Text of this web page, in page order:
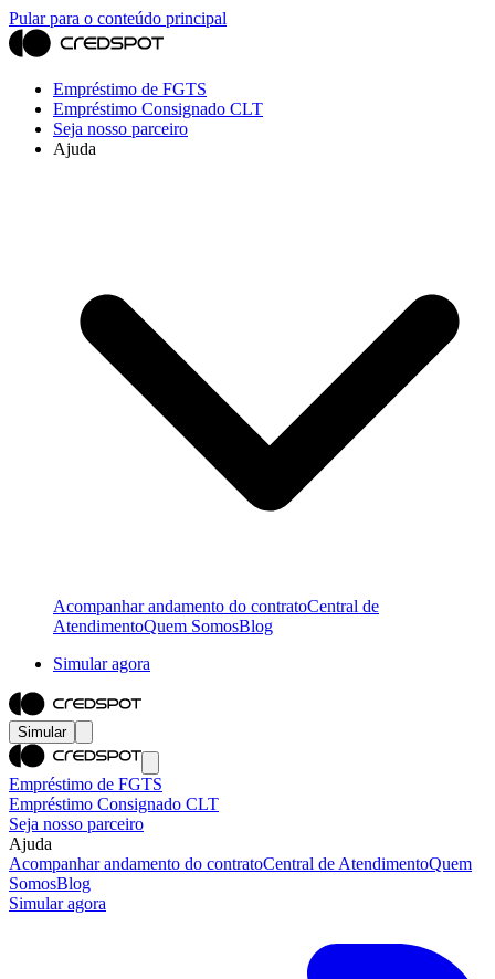
Pular para o conteúdo principal
Empréstimo de FGTS
Empréstimo Consignado CLT
Seja nosso parceiro
Ajuda
Acompanhar andamento do contratoCentral de
AtendimentoQuem SomosBlog
Simular agora
Simular
Empréstimo de FGTS
Empréstimo Consignado CLT
Seja nosso parceiro
Ajuda
Acompanhar andamento do contratoCentral de AtendimentoQuem
SomosBlog
Simular agora